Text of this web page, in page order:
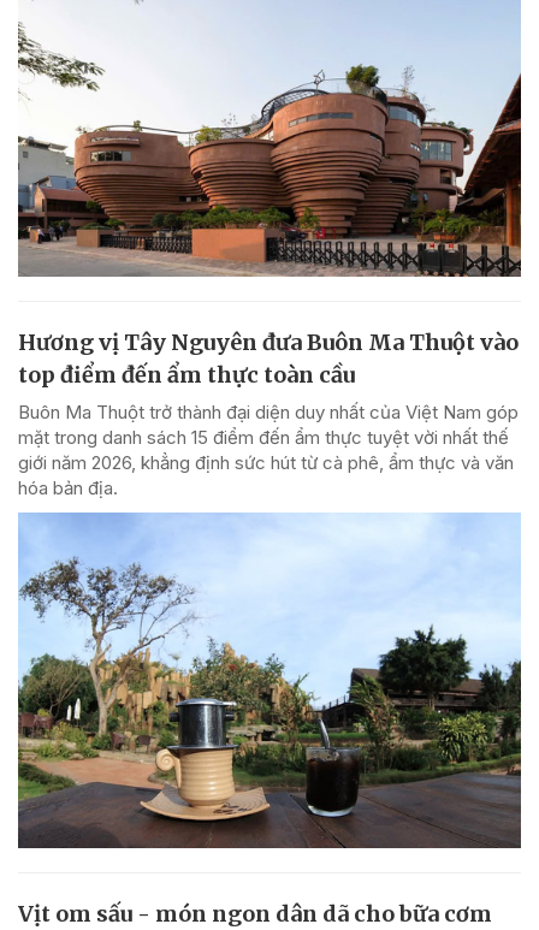
Hương vị Tây Nguyên đưa Buôn Ma Thuột vào
top điểm đến ẩm thực toàn cầu
Buôn Ma Thuột trở thành đại diện duy nhất của Việt Nam góp
mặt trong danh sách 15 điểm đến ẩm thực tuyệt vời nhất thế
giới năm 2026, khẳng định sức hút từ cà phê, ẩm thực và văn
hóa bản địa.
Vịt om sấu - món ngon dân dã cho bữa cơm